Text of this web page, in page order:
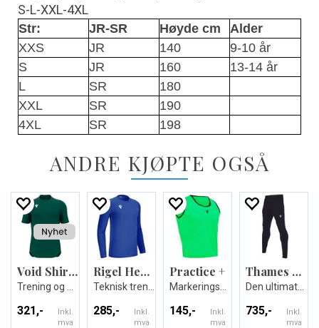
S-L-XXL-4XL
Str: JR-SR Høyde cm
Alder
XXS
JR 140
9-10 år
S
JR 160
13-14 år
L
SR
180
XXL
SR
190
4XL
SR 198
ANDRE KJØPTE OGSÅ
Void Shirt Shortsleeve
321,-
Inkl.
mva
Rigel Hero Shirt LS
285,-
Inkl.
mva
Practice +
145,-
Inkl.
mva
Thames Hero Pant
Den ultimate treningsbuksen - Unisex
735,-
Inkl.
mva